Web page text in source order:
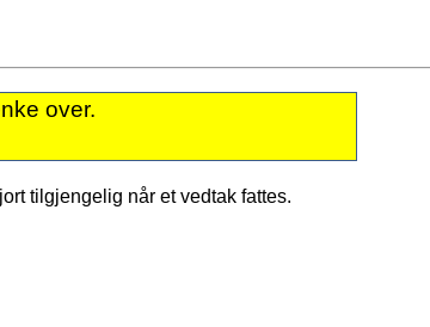
over.
tilgjengelig når et vedtak fattes.